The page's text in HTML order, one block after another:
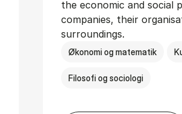
the economic and social
companies, their
surroundings.
Økonomi og matematik
Filosofi og sociologi